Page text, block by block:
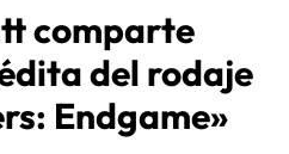
comparte
del rodaje
Endgame»